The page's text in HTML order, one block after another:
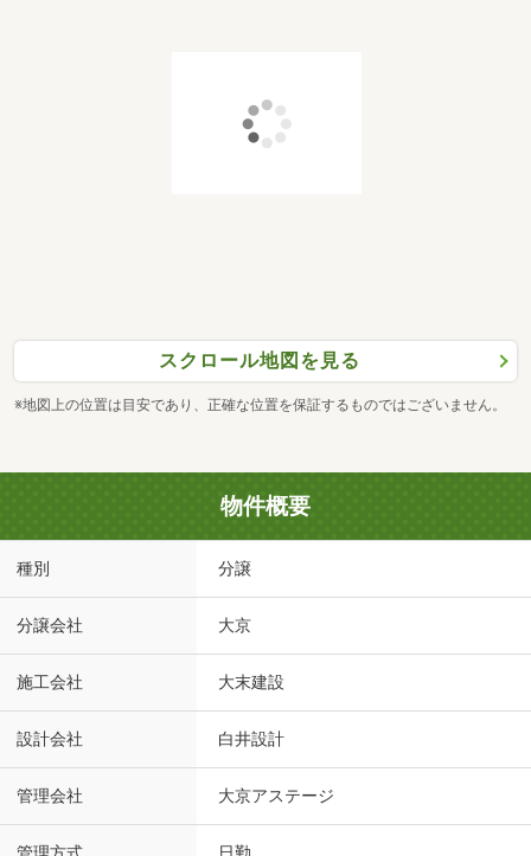
スクロール地図を見る
※地図上の位置は目安であり、正確な位置を保証するものではございません。
物件概要
種別 分譲
分譲会社 大京
施工会社 大末建設
設計会社 白井設計
管理会社 大京アステージ